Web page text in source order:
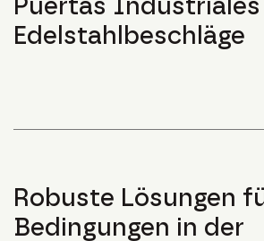
Edelstahlbeschläge
Robuste Lösungen
Bedingungen in der